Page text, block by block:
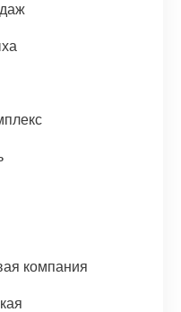
компания